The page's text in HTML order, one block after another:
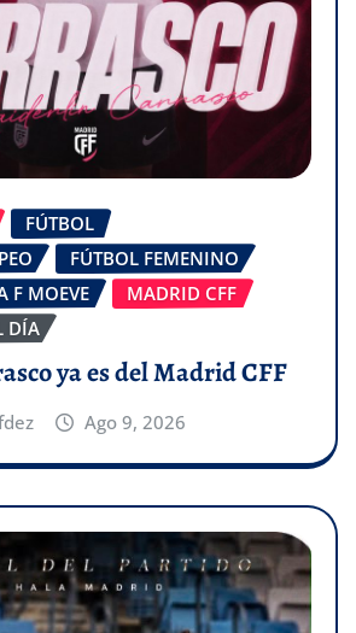
FÚTBOL
FÚTBOL FEMENINO
F MOEVE
MADRID CFF
DÍA
ya es del Madrid CFF
Ago 9, 2026